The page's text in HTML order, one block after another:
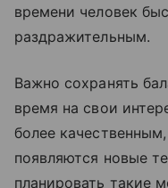
времени человек
раздражительным.
Важно сохранять
время на свои
более
появляются новые
планировать такие